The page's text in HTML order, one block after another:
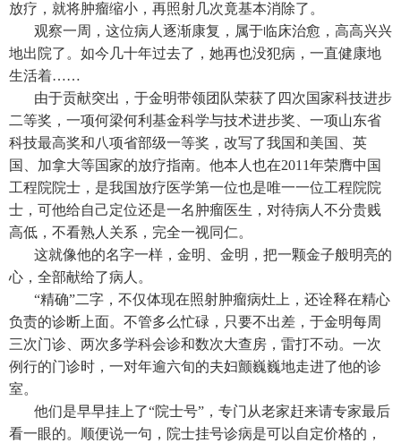
放疗，就将肿瘤缩小，再照射几次竟基本消除了。
观察一周，这位病人逐渐康复，属于临床治愈，高高兴兴
地出院了。如今几十年过去了，她再也没犯病，一直健康地
生活着……
由于贡献突出，于金明带领团队荣获了四次国家科技进步
二等奖，一项何梁何利基金科学与技术进步奖、一项山东省
科技最高奖和八项省部级一等奖，改写了我国和美国、英
国、加拿大等国家的放疗指南。他本人也在2011年荣膺中国
工程院院士，是我国放疗医学第一位也是唯一一位工程院院
士，可他给自己定位还是一名肿瘤医生，对待病人不分贵贱
高低，不看熟人关系，完全一视同仁。
这就像他的名字一样，金明、金明，把一颗金子般明亮的
心，全部献给了病人。
“精确”二字，不仅体现在照射肿瘤病灶上，还诠释在精心
负责的诊断上面。不管多么忙碌，只要不出差，于金明每周
三次门诊、两次多学科会诊和数次大查房，雷打不动。一次
例行的门诊时，一对年逾六旬的夫妇颤巍巍地走进了他的诊
室。
他们是早早挂上了“院士号”，专门从老家赶来请专家最后
看一眼的。顺便说一句，院士挂号诊病是可以自定价格的，